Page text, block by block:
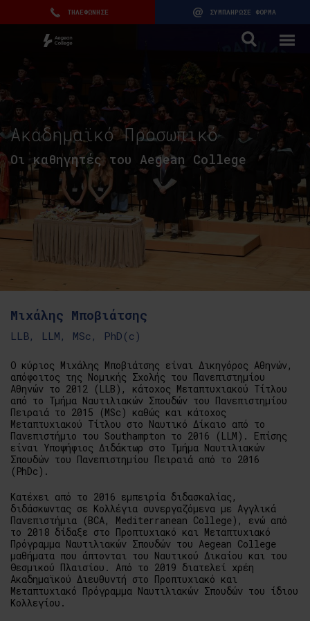
ΤΗΛΕΦΩΝΗΣΕ ΣΥΜΠΛΗΡΩΣΕ ΦΟΡΜΑ
Ακαδημαϊκό Προσωπικό
Οι καθηγητές του Aegean College
Μιχάλης Μποβιάτσης
LLB, LLM, MSc, PhD(c)
Ο κύριος Μιχάλης Μποβιάτσης είναι Δικηγόρος Αθηνών,
απόφοιτος της Νομικής Σχολής του Πανεπιστημίου
Αθηνών το 2012 (LLB), κάτοχος Μεταπτυχιακού Τίτλου
από το Τμήμα Ναυτιλιακών Σπουδών του Πανεπιστημίου
Πειραιά το 2015 (MSc) καθώς και κάτοχος
Μεταπτυχιακού Τίτλου στο Ναυτικό Δίκαιο από το
Πανεπιστήμιο του Southampton το 2016 (LLM). Επίσης
είναι Υποψήφιος Διδάκτωρ στο Τμήμα Ναυτιλιακών
Σπουδών του Πανεπιστημίου Πειραιά από το 2016
(PhDc).
Κατέχει από το 2016 εμπειρία διδασκαλίας,
διδάσκωντας σε Κολλέγια συνεργαζόμενα με Αγγλικά
Πανεπιστήμια (BCA, Mediterranean College), ενώ από
το 2018 δίδαξε στο Προπτυχιακό και Μεταπτυχιακό
Πρόγραμμα Ναυτιλιακών Σπουδών του Aegean College
μαθήματα που άπτονται του Ναυτικού Δικαίου και του
Θεσμικού Πλαισίου. Από το 2019 διατελεί χρέη
Ακαδημαϊκού Διευθυντή στο Προπτυχιακό και
Μεταπτυχιακό Πρόγραμμα Ναυτιλιακών Σπουδών του ίδιου
Κολλεγίου.